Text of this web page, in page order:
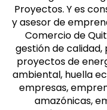
Proyectos. Y es
y asesor de
Comercio de
gestión de
proyectos de
ambiental, huella
empresas,
amazónicas,